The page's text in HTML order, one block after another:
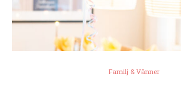
Familj & Vänner